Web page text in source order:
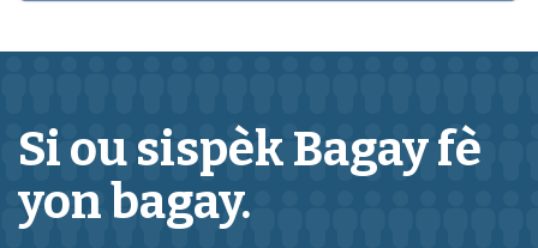
Si ou sispèkBagayfè
yon bagay.